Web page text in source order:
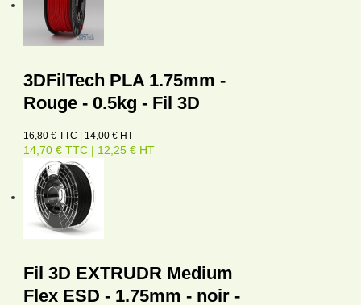
3DFilTech PLA 1.75mm -
Rouge - 0.5kg - Fil 3D
16,80 € TTC | 14,00 € HT
14,70 € TTC | 12,25 € HT
Fil 3D EXTRUDR Medium
Flex ESD - 1.75mm - noir -